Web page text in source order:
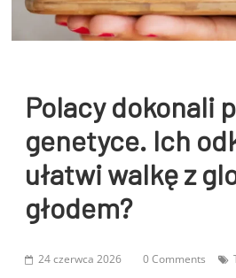
Polacy dokonali
genetyce. Ich
ułatwi walkę z
głodem?
24 czerwca 2026 0 Comments